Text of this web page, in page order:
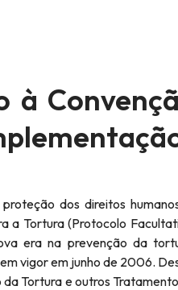
à
a Tortura (Protocolo
era na prevenção da
vigor em junho de 2006.
Tortura e outros